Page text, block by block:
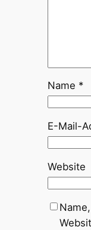
Name *
E-Mail-
Website